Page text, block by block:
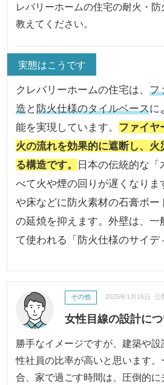
レバリーホームの住宅の耐火・防
教えてください。
実態はこうです
クレバリーホームの住宅は、フ
造と防火仕様のタイルベースに
能を実現しています。 ファイヤ
火の流れを効果的に遮断し、
る構造です。
日本の伝統的な
べて火や煙の回りが遅くなりま
や床などに防火素材の石膏ボー
の延焼を抑えます。外壁は、一
て使われる「防火仕様のサイデ
女性目線の設計に
その他 2025年1月16日 公
勝手なイメージですが、建築や
性社員の比率が高いと思います
合、家で過ごす時間は、圧倒的